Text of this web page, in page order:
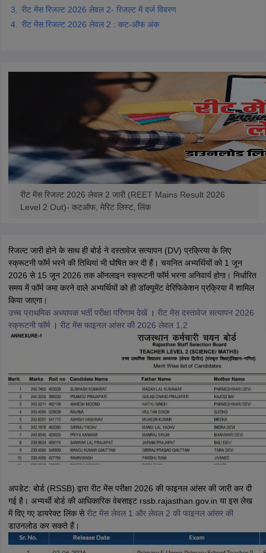
रीट मेंस रिजल्ट 2026 लेवल 2- रिजल्ट में दर्ज विवरण
रीट मेंस रिजल्ट 2026 लेवल 2 : कट-ऑफ अंक
रीट मेंस रिजल्ट 2026 लेवल 2 जारी (REET Mains Result 2026
Level 2 Out)- कटऑफ, मेरिट लिस्ट, लिंक
रिजल्ट जारी होने के साथ ही बोर्ड ने दस्तावेज सत्यापन (DV) प्रक्रिया के लिए
स्क्रूटनी फॉर्म भरने की तिथियां भी घोषित कर दी हैं। चयनित अभ्यर्थियों को 1 जून
2026 से 15 जून 2026 तक ऑनलाइन स्क्रूटनी फॉर्म भरना अनिवार्य होगा। निर्धारित
समय में फॉर्म जमा करने वाले अभ्यर्थियों को ही डॉक्यूमेंट वेरिफिकेशन प्रक्रिया में शामिल
किया जाएगा।
उच्च प्राथमिक अध्यापक भर्ती परीक्षा परिणाम देखें। रीट मेंस दस्तावेज सत्यापन 2026
स्क्रूटनी फॉर्म। रीट मेंस फाइनल आंसर की 2026 लेवल 1,2
अपडेट: बोर्ड (RSSB) द्वारा रीट मेंस परीक्षा 2026 की फाइनल आंसर की जारी कर दी
गई है। अभ्यर्थी बोर्ड की आधिकारिक वेबसाइट rssb.rajasthan.gov.in या इस लेख
में दिए गए डायरेक्ट लिंक सेरीट मेंस लेवल 1 और लेवल 2 की फाइनल आंसर की
डाउनलोड कर सकते हैं।